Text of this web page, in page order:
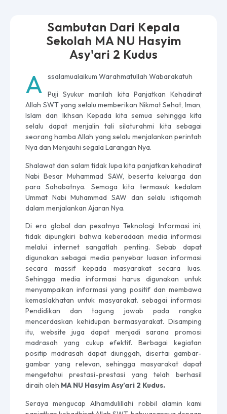
Sambutan Dari Kepala
Sekolah MA NU Hasyim
Asy'ari 2 Kudus
A
ssalamualaikum Warahmatullah Wabarakatuh
Puji Syukur marilah kita Panjatkan Kehadirat
Allah SWT yang selalu memberikan Nikmat Sehat, Iman,
Islam dan Ikhsan Kepada kita semua sehingga kita
selalu dapat menjalin tali silaturahmi kita sebagai
seorang hamba Allah yang selalu menjalankan perintah
Nya dan Menjauhi segala Larangan Nya.
Shalawat dan salam tidak lupa kita panjatkan kehadirat
Nabi Besar Muhammad SAW, beserta keluarga dan
para Sahabatnya. Semoga kita termasuk kedalam
Ummat Nabi Muhammad SAW dan selalu istiqomah
dalam menjalankan Ajaran Nya.
Di era global dan pesatnya Teknologi Informasi ini,
tidak dipungkiri bahwa keberadaan media informasi
melalui internet sangatlah penting. Sebab dapat
digunakan sebagai media penyebar luasan informasi
secara massif kepada masyarakat secara luas.
Sehingga media informasi harus digunakan untuk
menyampaikan informasi yang positif dan membawa
kemaslakhatan untuk masyarakat. sebagai informasi
Pendidikan dan tagung jawab pada rangka
mencerdaskan kehidupan bermasyarakat. Disamping
itu, website juga dapat menjadi sarana promosi
madrasah yang cukup efektif. Berbagai kegiatan
positip madrasah dapat diunggah, disertai gambar-
gambar yang relevan, sehingga masyarakat dapat
mengetahui prestasi-prestasi yang telah berhasil
diraih oleh MA NU Hasyim Asy’ari 2 Kudus.
Seraya mengucap Alhamdulillahi robbil alamin kami